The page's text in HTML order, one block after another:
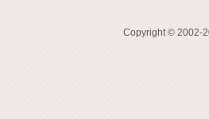
Copyright © 2002-